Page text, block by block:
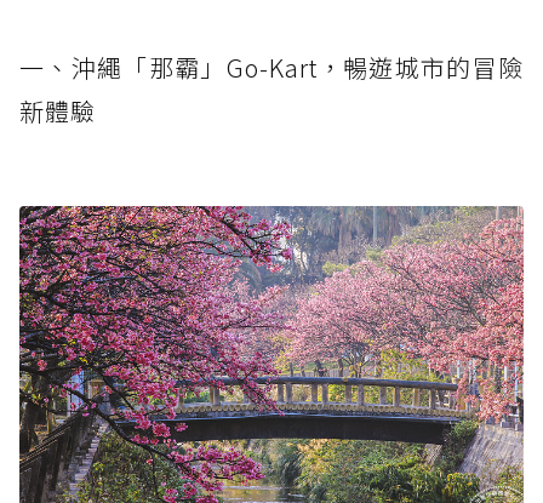
一、沖繩「那霸」Go-Kart，暢遊城市的冒險
新體驗